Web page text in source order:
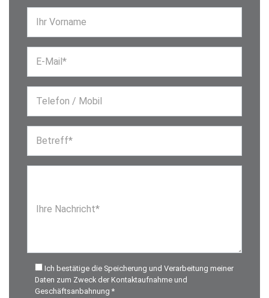
Ihr Vorname
E-Mail*
Telefon / Mobil
Betreff*
Ihre Nachricht*
Ich bestätige die Speicherung und Verarbeitung meiner
Daten zum Zweck der Kontaktaufnahme und
Geschäftsanbahnung *